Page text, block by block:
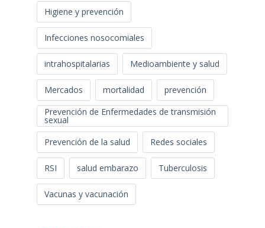
Higiene y prevención
Infecciones nosocomiales
intrahospitalarias Medioambiente y salud
Mercados mortalidad
prevención
Prevención de Enfermedades de transmisión
sexual
Prevención de la salud
Redes sociales
RSI salud embarazo Tuberculosis
Vacunas y vacunación